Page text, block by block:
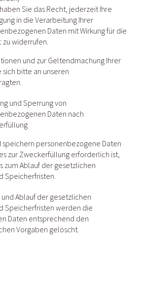
Sie das Recht, jederzeit Ihre
in die Verarbeitung Ihrer
Daten mit Wirkung für die
zu widerrufen.
und zur Geltendmachung Ihrer
bitte an unseren
und Sperrung von
Daten nach
speichern personenbezogene Daten
zur Zweckerfüllung erforderlich ist,
zum Ablauf der gesetzlichen
Speicherfristen.
Ablauf der gesetzlichen
Speicherfristen werden die
Daten entsprechend den
Vorgaben gelöscht.